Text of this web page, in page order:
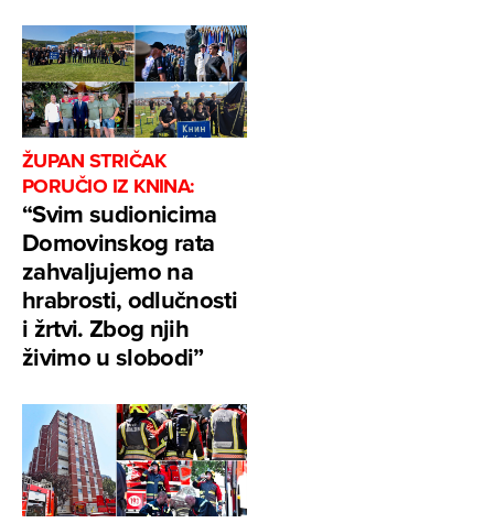
ŽUPAN STRIČAK
PORUČIO IZ KNINA:
“Svim sudionicima
Domovinskog rata
zahvaljujemo na
hrabrosti, odlučnosti
i žrtvi. Zbog njih
živimo u slobodi”